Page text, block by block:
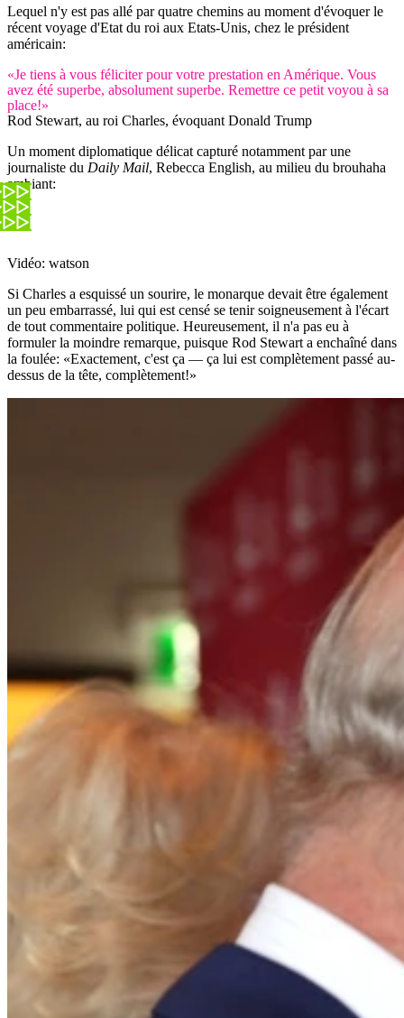
Lequel n'y est pas allé par quatre chemins au moment d'évoquer le
récent voyage d'Etat du roi aux Etats-Unis, chez le président
américain:
«Je tiens à vous féliciter pour votre prestation en Amérique. Vous
avez été superbe, absolument superbe. Remettre ce petit voyou à sa
place!»
Rod Stewart, au roi Charles, évoquant Donald Trump
Un moment diplomatique délicat capturé notamment par une
journaliste du Daily Mail, Rebecca English, au milieu du brouhaha
ambiant:
Vidéo: watson
Si Charles a esquissé un sourire, le monarque devait être également
un peu embarrassé, lui qui est censé se tenir soigneusement à l'écart
de tout commentaire politique. Heureusement, il n'a pas eu à
formuler la moindre remarque, puisque Rod Stewart a enchaîné dans
la foulée: «Exactement, c'est ça — ça lui est complètement passé au-
dessus de la tête, complètement!»